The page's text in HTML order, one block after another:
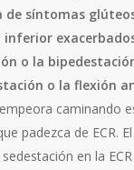
de síntomas
o la
o la flexión
caminando
padezca de ECR.
en la